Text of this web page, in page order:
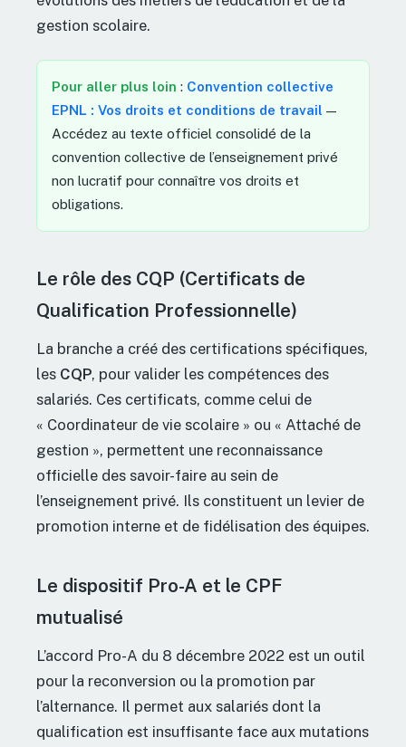
gestion scolaire.
Pour aller plus loin : Convention collective
EPNL : Vos droits et conditions de travail —
Accédez au texte officiel consolidé de la
convention collective de l’enseignement privé
non lucratif pour connaître vos droits et
obligations.
Le rôle des CQP (Certificats de
Qualification Professionnelle)
La branche a créé des certifications spécifiques,
les CQP, pour valider les compétences des
salariés. Ces certificats, comme celui de
« Coordinateur de vie scolaire » ou « Attaché de
gestion », permettent une reconnaissance
officielle des savoir-faire au sein de
l’enseignement privé. Ils constituent un levier de
promotion interne et de fidélisation des équipes.
Le dispositif Pro-A et le CPF
mutualisé
L’accord Pro-A du 8 décembre 2022 est un outil
pour la reconversion ou la promotion par
l’alternance. Il permet aux salariés dont la
qualification est insuffisante face aux mutations